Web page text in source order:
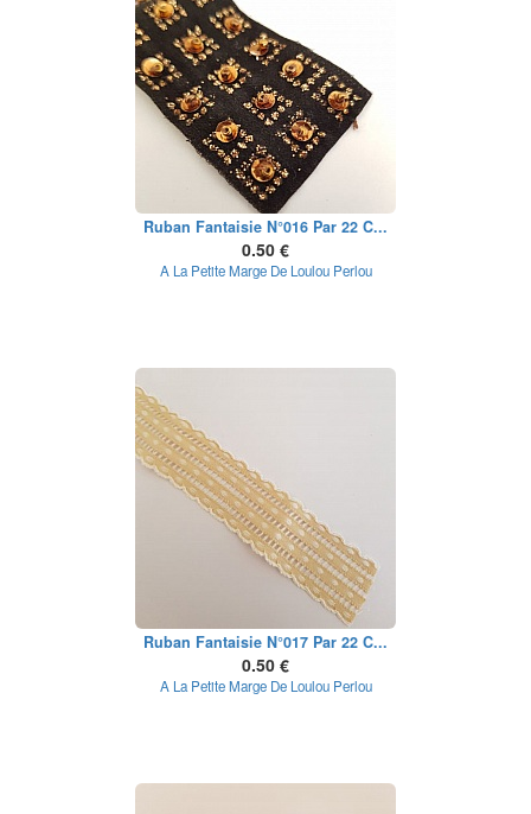
Ruban Fantaisie N°016 Par 22 C...
0.50 €
A La Petite Marge De Loulou Perlou
Ruban Fantaisie N°017 Par 22 C...
0.50 €
A La Petite Marge De Loulou Perlou